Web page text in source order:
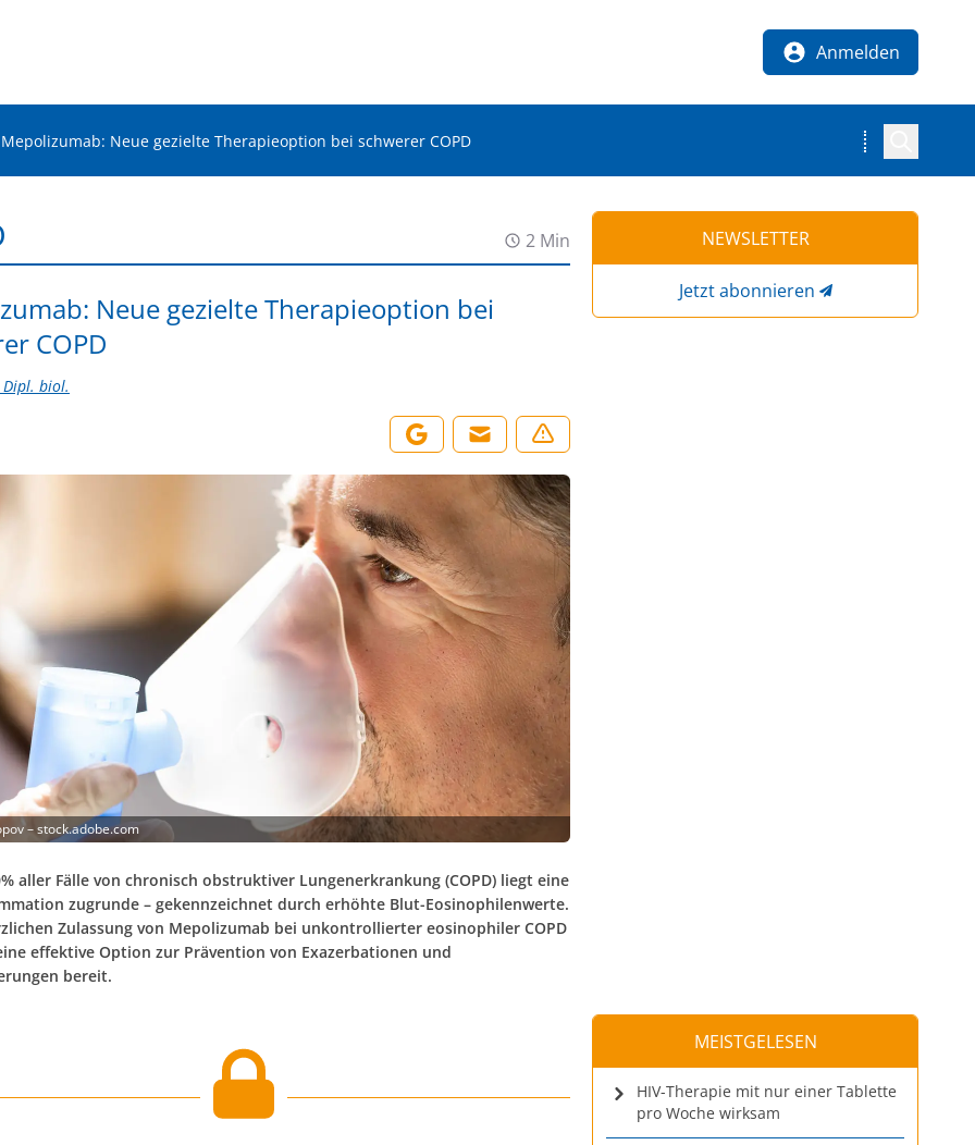
Anmelden
Mepolizumab: Neue gezielte Therapieoption bei schwerer COPD
2 Min
Neue gezielte Therapieoption bei
COPD
biol.
– stock.adobe.com
aller Fälle von chronisch obstruktiver Lungenerkrankung (COPD) liegt eine
zugrunde – gekennzeichnet durch erhöhte Blut-Eosinophilenwerte.
Zulassung von Mepolizumab bei unkontrollierter eosinophiler COPD
effektive Option zur Prävention von Exazerbationen und
bereit.
NEWSLETTER
Jetzt abonnieren
MEISTGELESEN
HIV-Therapie mit nur einer Tablette
pro Woche wirksam